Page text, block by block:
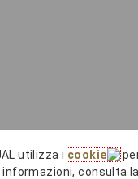
utilizza icookie
informazioni, consulta